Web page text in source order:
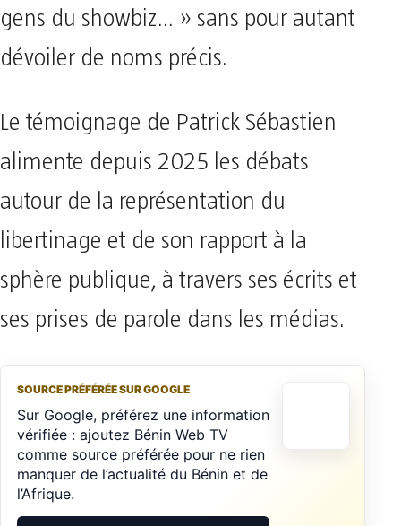
gens du showbiz… » sans pour autant
dévoiler de noms précis.
Le témoignage de Patrick Sébastien
alimente depuis 2025 les débats
autour de la représentation du
libertinage et de son rapport à la
sphère publique, à travers ses écrits et
ses prises de parole dans les médias.
SOURCE PRÉFÉRÉE SUR GOOGLE
Sur Google, préférez une information
vérifiée : ajoutez Bénin Web TV
comme source préférée pour ne rien
manquer de l’actualité du Bénin et de
l’Afrique.